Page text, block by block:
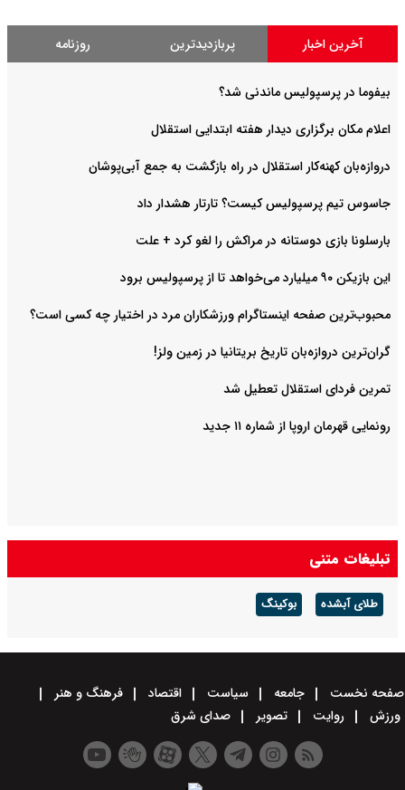
آخرین اخبار پربازدیدترین روزنامه
بیفوما در پرسپولیس ماندنی شد؟
اعلام مکان برگزاری دیدار هفته ابتدایی استقلال
دروازه‌بان کهنه‌کار استقلال در راه بازگشت به جمع آبی‌پوشان
جاسوس تیم پرسپولیس کیست؟ تارتار هشدار داد
بارسلونا بازی دوستانه در مراکش را لغو کرد + علت
این بازیکن ۹۰ میلیارد می‌خواهد تا از پرسپولیس برود
محبوب‌ترین صفحه اینستاگرام ورزشکاران مرد در اختیار چه کسی است؟
گران‌ترین دروازه‌بان تاریخ بریتانیا در زمین ولز!
تمرین فردای استقلال تعطیل شد
رونمایی قهرمان اروپا از شماره ۱۱ جدید
تبلیغات متنی
طلای آبشده بوکینگ
صفحه نخست جامعه سیاست اقتصاد
فرهنگ و هنر
ورزش
روایت تصویر صدای شرق